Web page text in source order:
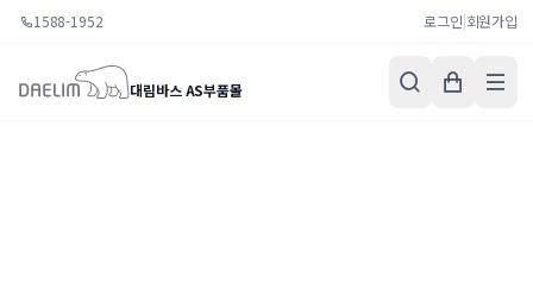
1588-1952 로그인|회원가입
대림바스 AS부품몰